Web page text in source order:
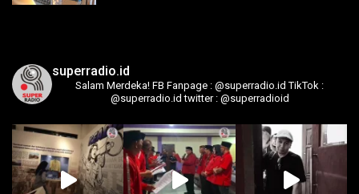
superradio.id
Salam Merdeka! FB Fanpage : @superradio.id TikTok :
@superradio.id twitter : @superradioid